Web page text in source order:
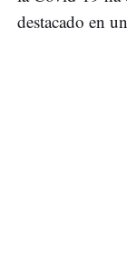
destacado en